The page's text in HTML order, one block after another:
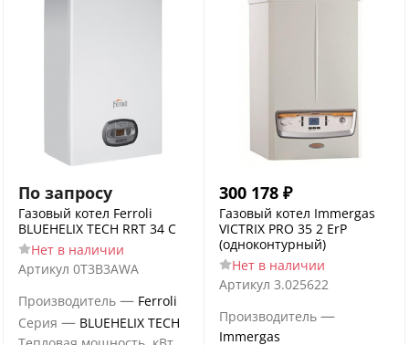
По запросу
Газовый котел Ferroli
BLUEHELIX TECH RRT 34 C
Нет в наличии
Артикул 0T3B3AWA
Производитель — Ferroli
Серия — BLUEHELIX TECH
300 178 ₽
Газовый котел Immergas
VICTRIX PRO 35 2 ErP
(одноконтурный)
Нет в наличии
Артикул 3.025622
Производитель —
Immergas